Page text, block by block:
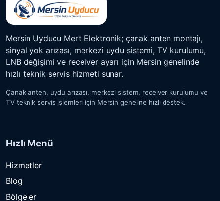
Mersin Uyducu Mert Elektronik; çanak anten montajı,
sinyal yok arızası, merkezi uydu sistemi, TV kurulumu,
LNB değişimi ve receiver ayarı için Mersin genelinde
hızlı teknik servis hizmeti sunar.
Çanak anten, uydu arızası, merkezi sistem, receiver kurulumu ve
TV teknik servis işlemleri için Mersin geneline hızlı destek.
Hızlı Menü
Hizmetler
Blog
Bölgeler